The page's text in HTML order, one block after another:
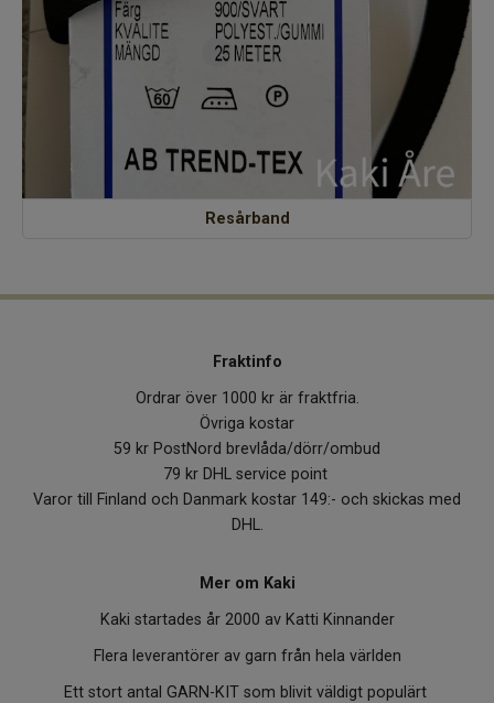
Resårband
Fraktinfo
Ordrar över 1000 kr är fraktfria.
Övriga kostar
59 kr PostNord brevlåda/dörr/ombud
79 kr DHL service point
Varor till Finland och Danmark kostar 149:- och skickas med
DHL.
Mer om Kaki
Kaki startades år 2000 av Katti Kinnander
Flera leverantörer av garn från hela världen
Ett stort antal GARN-KIT som blivit väldigt populärt